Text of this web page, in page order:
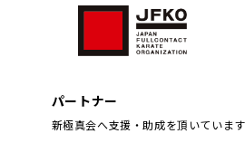
パートナー
新極真会へ支援・助成を頂いています